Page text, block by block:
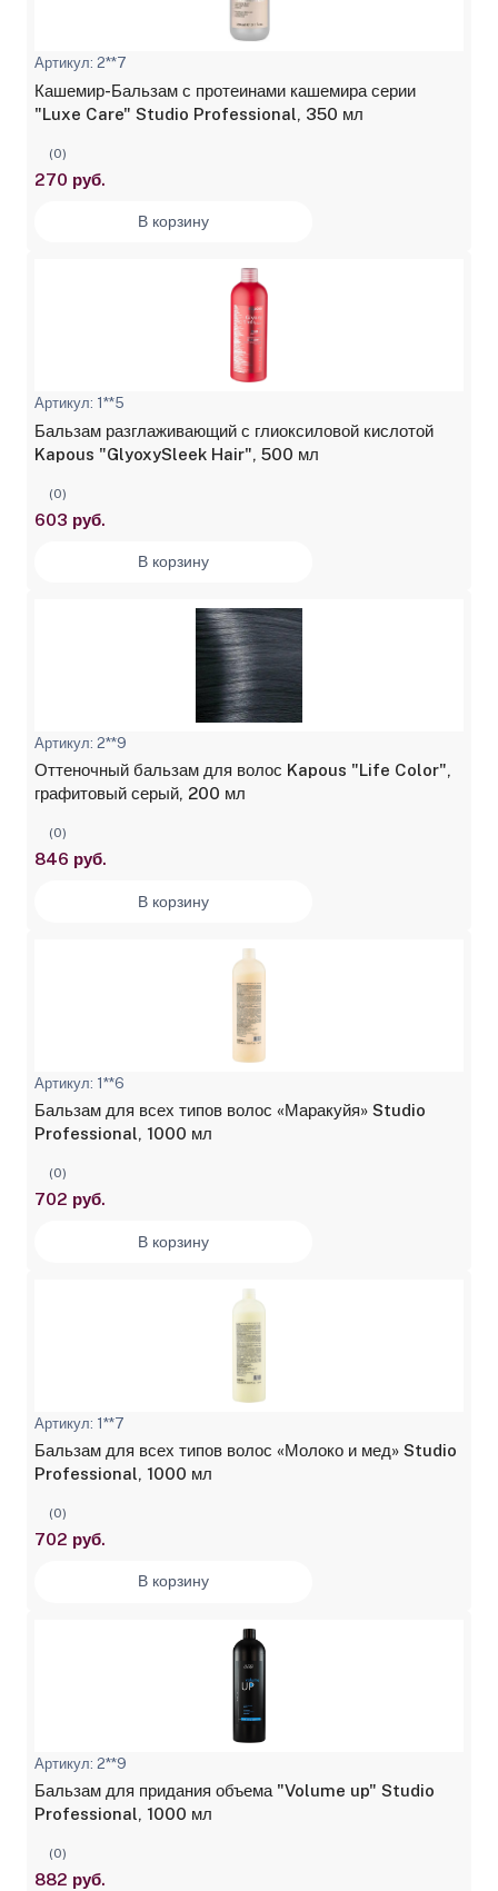
Артикул: 2**7
Кашемир-Бальзам с протеинами кашемира серии
"Luxe Care" Studio Professional, 350 мл
(0)
270 руб.
В корзину
Артикул: 1**5
Бальзам разглаживающий с глиоксиловой кислотой
Kapous "GlyoxySleek Hair", 500 мл
(0)
603 руб.
В корзину
Артикул: 2**9
Оттеночный бальзам для волос Kapous "Life Color",
графитовый серый, 200 мл
(0)
846 руб.
В корзину
Артикул: 1**6
Бальзам для всех типов волос «Маракуйя» Studio
Professional, 1000 мл
(0)
702 руб.
В корзину
Артикул: 1**7
Бальзам для всех типов волос «Молоко и мед» Studio
Professional, 1000 мл
(0)
702 руб.
В корзину
Артикул: 2**9
Бальзам для придания объема "Volume up" Studio
Professional, 1000 мл
(0)
882 руб.